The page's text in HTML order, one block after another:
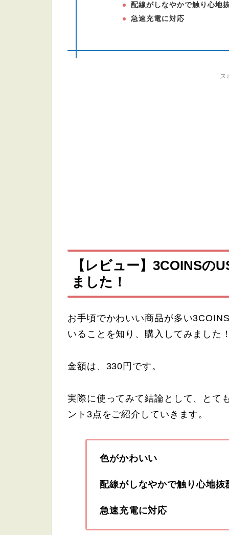
配線がしなやかで触り心地
急速充電に対応
ス
【レビュー】3COINSの
ました！
お手頃でかわいい商品が多い
いることを知り、購入してみました
金額は、330円です。
実際に使ってみて結論として、とて
ント3点をご紹介していきます。
色がかわいい
配線がしなやかで触り心地抜
急速充電に対応